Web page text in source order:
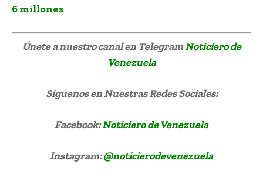
6 millones
Únete a nuestro canal en TelegramNoticiero de
Venezuela
Síguenosen Nuestras Redes Sociales:
Facebook:Noticiero de Venezuela
Instagram:@noticierodevenezuela